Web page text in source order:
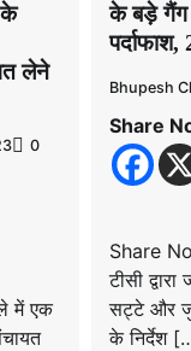
के
लेने
0
में एक
के बड़े गैंग
पर्दाफाश,
Bhupesh
Share
Share
टीसी
सट्टे और
के निर्देश